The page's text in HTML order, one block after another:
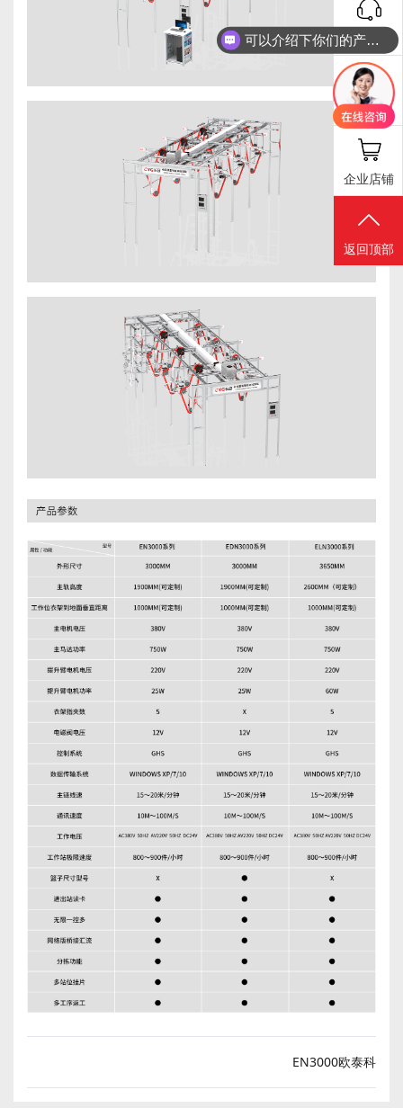
EN3000欧泰科
抖音号
报修工单
企业店铺
返回顶部
可以介绍下你们的产品么